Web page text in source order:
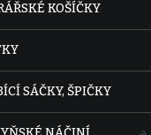
KOŠÍČKY
SÁČKY, ŠPIČKY